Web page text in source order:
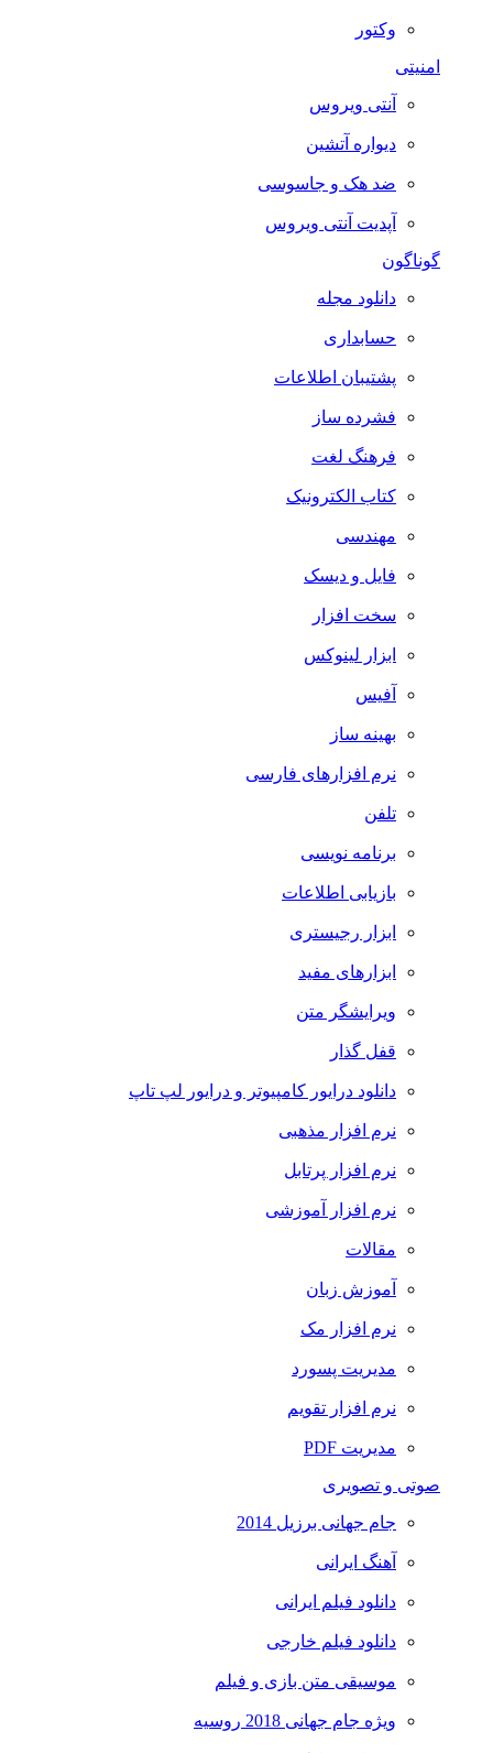
وکتور
امنیتی
آنتی ویروس
دیواره آتشین
ضد هک و جاسوسی
آپدیت آنتی ویروس
گوناگون
دانلود مجله
حسابداری
پشتیبان اطلاعات
فشرده ساز
فرهنگ لغت
کتاب الکترونیک
مهندسی
فایل و دیسک
سخت افزار
ابزار لینوکس
آفیس
بهینه ساز
نرم افزارهای فارسی
تلفن
برنامه نویسی
بازیابی اطلاعات
ابزار رجیستری
ابزارهای مفید
ویرایشگر متن
قفل گذار
دانلود درایور کامپیوتر و درایور لپ تاپ
نرم افزار مذهبی
نرم افزار پرتابل
نرم افزار آموزشی
مقالات
آموزش زبان
نرم افزار مک
مدیریت پسورد
نرم افزار تقویم
مدیریت PDF
صوتی و تصویری
جام جهانی برزیل 2014
آهنگ ایرانی
دانلود فیلم ایرانی
دانلود فیلم خارجی
موسیقی متن بازی و فیلم
ویژه جام جهانی 2018 روسیه